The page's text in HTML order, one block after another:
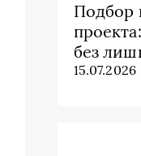
Подбор
без
15.07.2026